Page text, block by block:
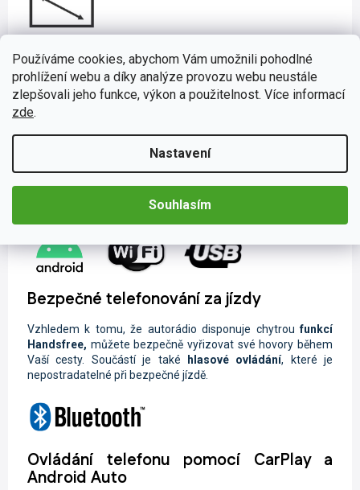
Používáme cookies, abychom Vám umožnili pohodlné
prohlížení webu a díky analýze provozu webu neustále
zlepšovali jeho funkce, výkon a použitelnost. Více informací
zde.
Nastavení
Souhlasím
Muzika z mobilu či tabletu
Při poslechu oblíbené skladby během cestování se čas Vaší
jízdy neuvěřitelně zkrátí. Díky širokému spektru možnosti
připojení nebudete odkázáni pouze na rozhlasové vysílání.
streamovat ze svého chytrého zařízení pomocí funkce
Fis podporouAndroidaplikací. Pokud právě nemáte po ruce
telefon nebo přehrávač, nalaďte si oblíbené rádiové stanice
frekvenci či na digitálním vysílání
Bezpečné telefonování za jízdy
Vzhledem k tomu, že autorádio disponuje chytroufunkcí
Handsfree, můžete bezpečně vyřizovat své hovory během
Vaší cesty. Součástí je také hlasové ovládání, které je
nepostradatelné při bezpečné jízdě.
Ovládání telefonu pomocí CarPlay a
Android Auto